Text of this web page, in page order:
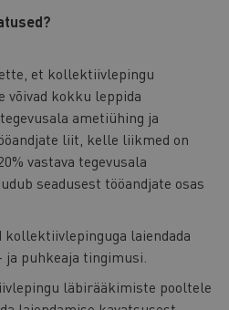
et kollektiivlepingu
võivad kokku leppida
ametiühing ja
liit, kelle liikmed on
vastava tegevusala
seadusest tööandjate osas
kollektiivlepinguga laiendada
puhkeaja tingimusi.
läbirääkimiste pooltele